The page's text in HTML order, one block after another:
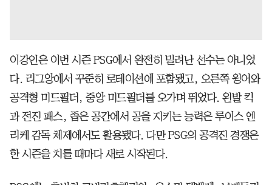
이강인은 이번 시즌 PSG에서 완전히 밀려난 선수는 아니었
다. 리그앙에서 꾸준히 로테이션에 포함됐고, 오른쪽 윙어와
공격형 미드필더, 중앙 미드필더를 오가며 뛰었다. 왼발 킥
과 전진 패스, 좁은 공간에서 공을 지키는 능력은 루이스 엔
리케 감독 체제에서도 활용됐다. 다만 PSG의 공격진 경쟁은
한 시즌을 치를 때마다 새로 시작된다.